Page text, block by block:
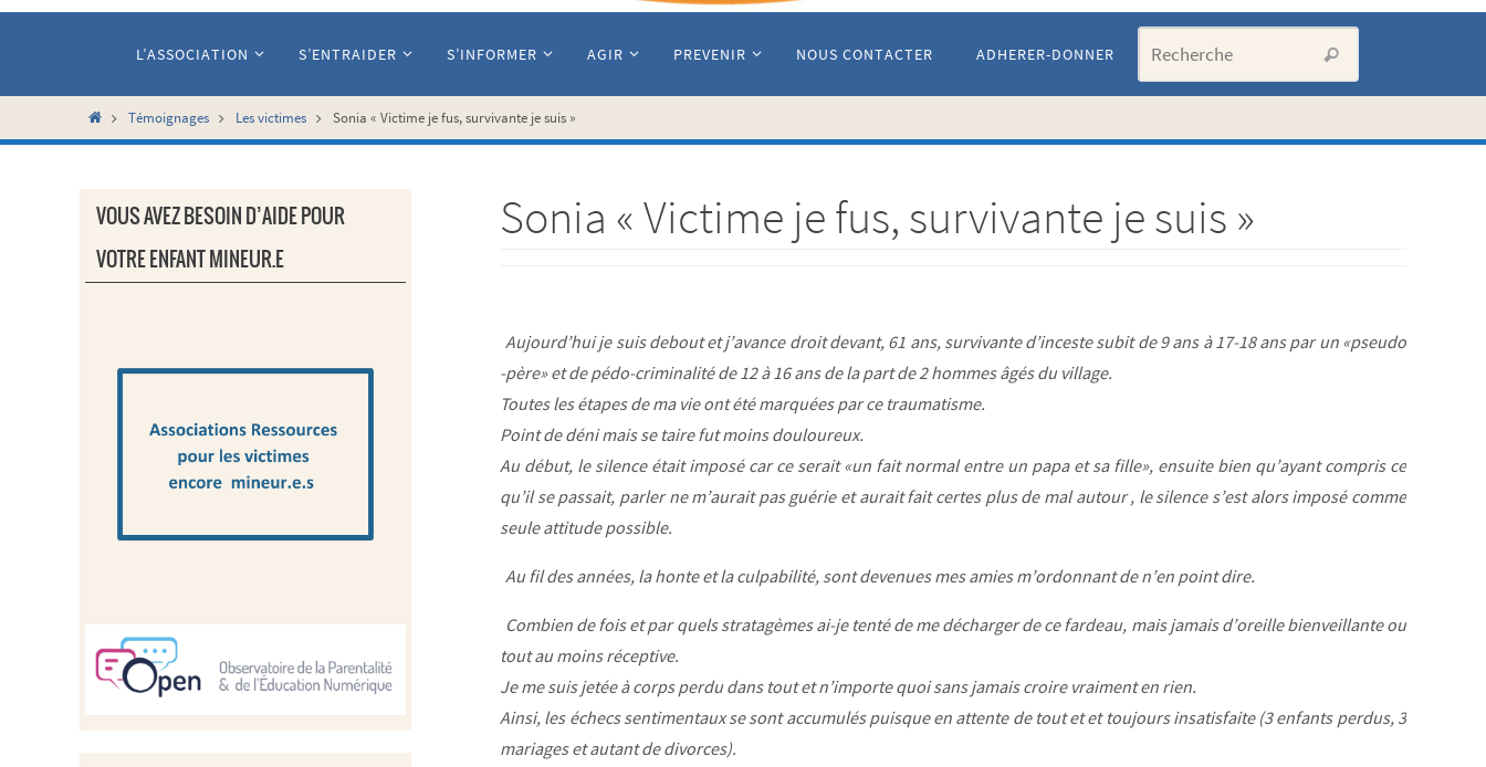
L’ASSOCIATION S’ENTRAIDER S’INFORMER AGIR PREVENIR NOUS CONTACTER ADHERER-DONNER Recherche
HomeTémoignages Les victimes Sonia « Victime je fus, survivante je suis »
Sonia « Victime je fus, survivante je suis »
Aujourd’hui je suis debout et j’avance droit devant, 61 ans, survivante d’inceste subit de 9 ans à 17-18 ans par un «pseudo
-père» et de pédo-criminalité de 12 à 16 ans de la part de 2 hommes âgés du village.
Toutes les étapes de ma vie ont été marquées par ce traumatisme.
Point de déni mais se taire fut moins douloureux.
Au début, le silence était imposé car ce serait «un fait normal entre un papa et sa fille», ensuite bien qu’ayant compris ce
qu’il se passait, parler ne m’aurait pas guérie et aurait fait certes plus de mal autour , le silence s’est alors imposé comme
seule attitude possible.
Au fil des années, la honte et la culpabilité, sont devenues mes amies m’ordonnant de n’en point dire.
Combien de fois et par quels stratagèmes ai-je tenté de me décharger de ce fardeau, mais jamais d’oreille bienveillante ou
tout au moins réceptive.
Je me suis jetée à corps perdu dans tout et n’importe quoi sans jamais croire vraiment en rien.
Ainsi, les échecs sentimentaux se sont accumulés puisque en attente de tout et et toujours insatisfaite (3 enfants perdus, 3
mariages et autant de divorces).
VOUS AVEZ BESOIN D’AIDE POUR
VOTRE ENFANT MINEUR.E